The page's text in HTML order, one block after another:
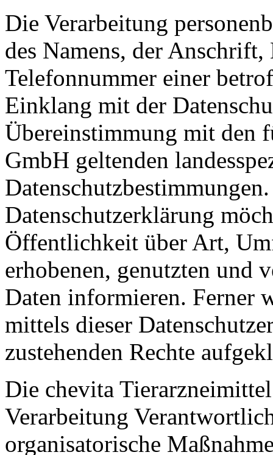
Die Verarbeitung
des Namens, der
Telefonnummer einer
Einklang mit der
Übereinstimmung mit den
GmbH geltenden
Datenschutzerklärung
Öffentlichkeit über Art,
erhobenen, genutzten und
Daten informieren. Ferner
mittels dieser
zustehenden Rechte
Die chevita
Verarbeitung
organisatorische